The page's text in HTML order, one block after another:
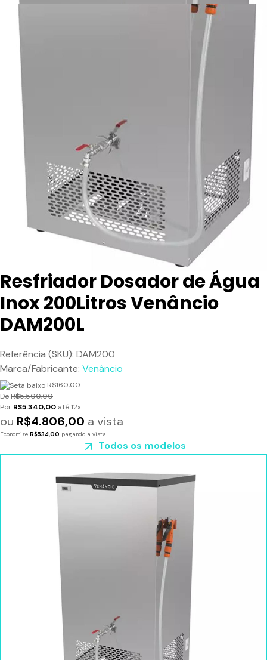
Resfriador Dosador de Água
Inox 200Litros Venâncio
DAM200L
Referência (SKU): DAM200
Marca/Fabricante: Venâncio
R$160,00
DeR$5.500,00
Por R$5.340,00 até 12x
ou R$4.806,00 a vista
Economize R$534,00 pagando a vista
Todos os modelos